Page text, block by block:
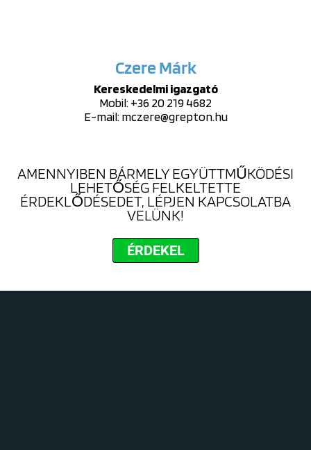
Czere Márk
Kereskedelmi igazgató​
Mobil:+36 20 219 4682
E-mail:mczere@grepton.hu
AMENNYIBEN BÁRMELY EGYÜTTMŰKÖDÉSI
LEHETŐSÉG FELKELTETTE
ÉRDEKLŐDÉSEDET, LÉPJEN KAPCSOLATBA
VELÜNK!
ÉRDEKEL